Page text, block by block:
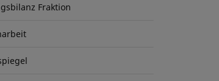
Fraktion